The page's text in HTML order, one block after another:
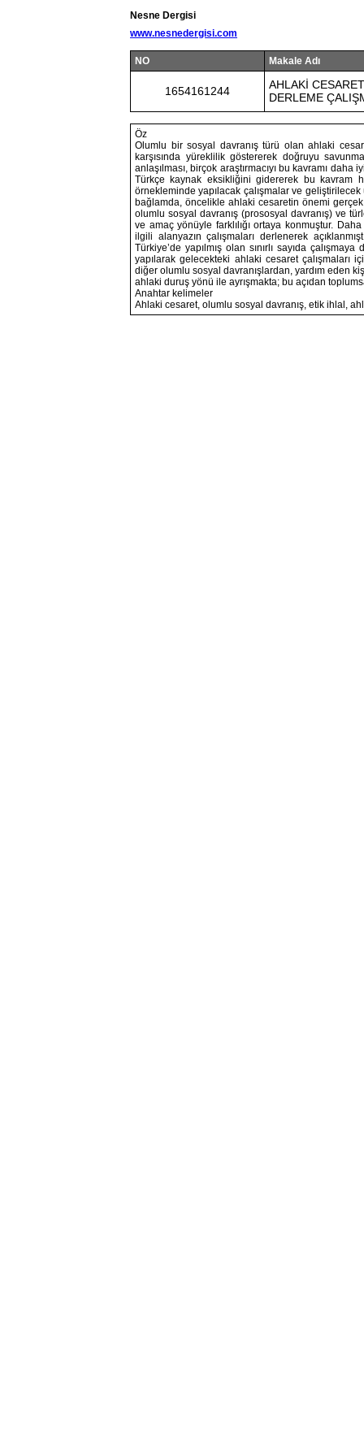
Nesne Dergisi
www.nesnedergisi.com
NO Makale Adı
1654161244
AHLAKİ
DERLEME
Öz
Olumlu bir sosyal davranış türü olan ahlaki
karşısında yüreklilik göstererek doğruyu
anlaşılması, birçok araştırmacıyı bu kavramı
Türkçe kaynak eksikliğini gidererek bu kavram
örnekleminde yapılacak çalışmalar ve
bağlamda, öncelikle ahlaki cesaretin önemi gerçek
olumlu sosyal davranış (prososyal davranış) ve
ve amaç yönüyle farklılığı ortaya konmuştur.
ilgili alanyazın çalışmaları derlenerek
Türkiye’de yapılmış olan sınırlı sayıda
yapılarak gelecekteki ahlaki cesaret çalışmaları
diğer olumlu sosyal davranışlardan, yardım eden
ahlaki duruş yönü ile ayrışmakta; bu açıdan
Anahtar kelimeler
Ahlaki cesaret, olumlu sosyal davranış, etik ihlal,